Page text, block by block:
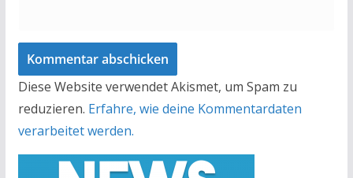
Diese Website verwendet Akismet, um Spam zu
reduzieren. Erfahre, wie deine Kommentardaten
verarbeitet werden.